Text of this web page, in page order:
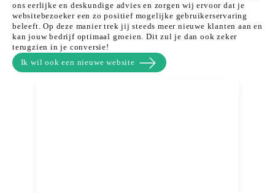
ons eerlijke en deskundige advies en zorgen wij ervoor dat je
websitebezoeker een zo positief mogelijke gebruikerservaring
beleeft. Op deze manier trek jij steeds meer nieuwe klanten aan en
kan jouw bedrijf optimaal groeien. Dit zul je dan ook zeker
terugzien in je conversie!
Ik wil ook een nieuwe website